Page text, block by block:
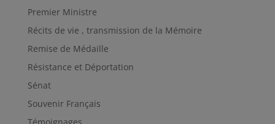
Premier Ministre
Récits de vie , transmission de la Mémoire
Remise de Médaille
Résistance et Déportation
Sénat
Souvenir Français
Témoignages